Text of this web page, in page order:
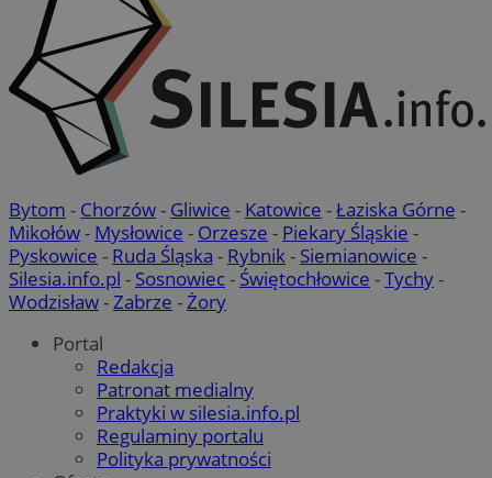
Bytom - Chorzów- Gliwice - Katowice -Łaziska Górne -
Mikołów- Mysłowice - Orzesze - Piekary Śląskie -
Pyskowice - Ruda Śląska - Rybnik- Siemianowice -
Silesia.info.pl - Sosnowiec- Świętochłowice -Tychy-
Wodzisław-Zabrze -Żory
Portal
Redakcja
Patronat medialny
Praktyki w silesia.info.pl
Regulaminy portalu
Polityka prywatności